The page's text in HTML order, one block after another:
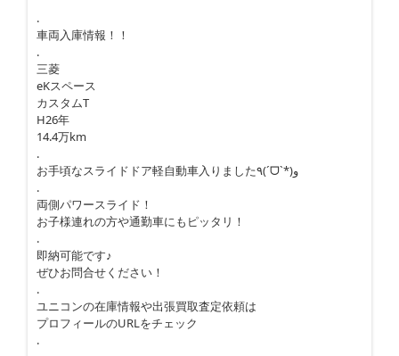
.
車両入庫情報！！
.
三菱
eKスペース
カスタムT
H26年
14.4万km
.
お手頃なスライドドア軽自動車入りました٩(ˊᗜˋ*)و
.
両側パワースライド！
お子様連れの方や通勤車にもピッタリ！
.
即納可能です♪
ぜひお問合せください！
.
ユニコンの在庫情報や出張買取査定依頼は
プロフィールのURLをチェック
.